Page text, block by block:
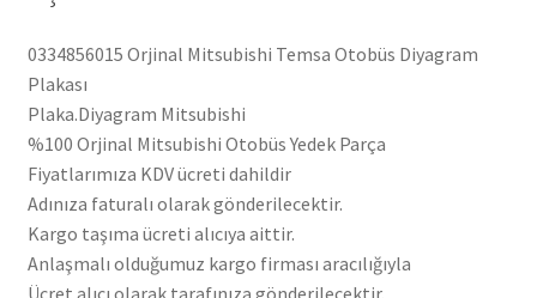
0334856015 Orjinal Mitsubishi Temsa Otobüs Diyagram
Plakası
Plaka.Diyagram Mitsubishi
%100 Orjinal Mitsubishi Otobüs Yedek Parça
Fiyatlarımıza KDV ücreti dahildir
Adınıza faturalı olarak gönderilecektir.
Kargo taşıma ücreti alıcıya aittir.
Anlaşmalı olduğumuz kargo firması aracılığıyla
Ücret alıcı olarak tarafınıza gönderilecektir.